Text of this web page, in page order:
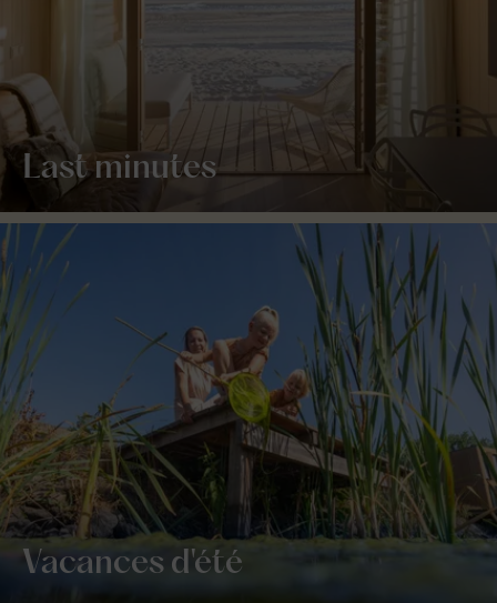
Last minutes
Vacances d'été